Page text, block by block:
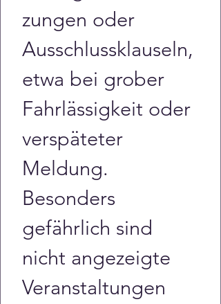
zungen oder
Ausschlussklauseln,
etwa bei grober
Fahrlässigkeit oder
verspäteter
Meldung.
Besonders
gefährlich sind
nicht angezeigte
Veranstaltungen